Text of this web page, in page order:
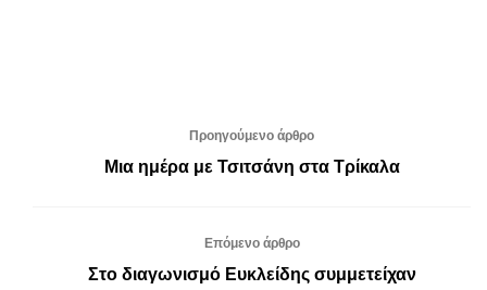
Προηγούμενο άρθρο
Μια ημέρα με Τσιτσάνη στα Τρίκαλα
Επόμενο άρθρο
Στο διαγωνισμό Ευκλείδης συμμετείχαν